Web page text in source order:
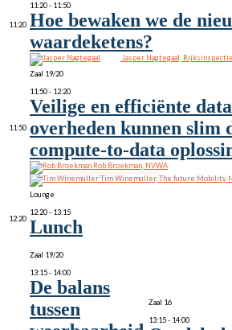
11:20
11:20 - 11:50
Hoe bewaken we de
waardeketens?
Jasper Nagtegaal,
11:50
Zaal 19/20
11:50 - 12:20
Veilige en efficiënte
overheden kunnen slim
compute-to-data
Rob Broekman, NVWA
Tim Winemuller, The future Mobility
12:20
Lounge
12:20 - 13:15
Lunch
Zaal 19/20
13:15 - 14:00
De balans
tussen
Zaal 16
13:15 - 14:00